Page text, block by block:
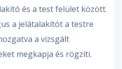
és a test felület között.
a jelátalakítót a testre
a vizsgált
megkapja és rögzíti.